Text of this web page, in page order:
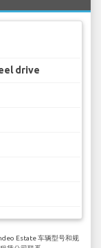
drive
Estate 车辆型号和规